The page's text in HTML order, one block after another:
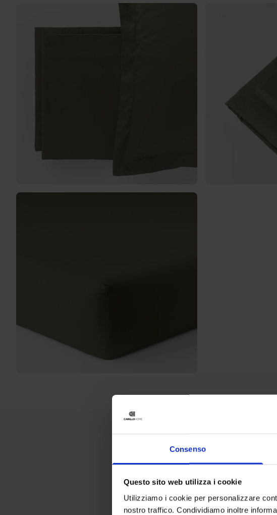
Consenso
Questo sito web utilizza i cookie
Utilizziamo i cookie per personalizzare
nostro traffico. Condividiamo inoltre